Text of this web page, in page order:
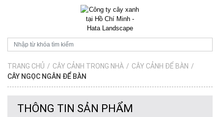
TRANG CHỦ / CÂY CẢNH TRONG NHÀ / CÂY CẢNH ĐỂ BÀN /
CÂY NGỌC NGÂN ĐỂ BÀN
THÔNG TIN SẢN PHẨM